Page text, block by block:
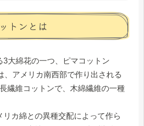
トンとは
3大綿花の一つ、ピマコットン
、アメリカ南西部で作り出される
繊維コットンで、木綿繊維の一種
リカ綿との異種交配によって作ら